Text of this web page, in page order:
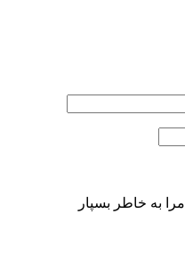
مرا به خاطر بسپار